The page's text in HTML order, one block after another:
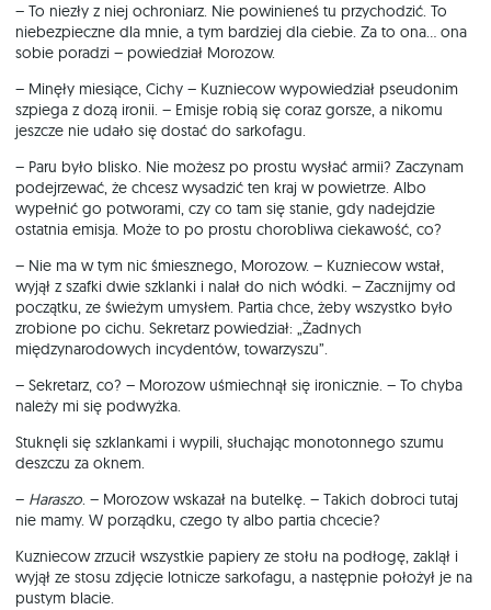
– To niezły z niej ochroniarz. Nie powinieneś tu przychodzić. To
niebezpieczne dla mnie, a tym bardziej dla ciebie. Za to ona… ona
sobie poradzi – powiedział Morozow.
– Minęły miesiące, Cichy – Kuzniecow wypowiedział pseudonim
szpiega z dozą ironii. – Emisje robią się coraz gorsze, a nikomu
jeszcze nie udało się dostać do sarkofagu.
– Paru było blisko. Nie możesz po prostu wysłać armii? Zaczynam
podejrzewać, że chcesz wysadzić ten kraj w powietrze. Albo
wypełnić go potworami, czy co tam się stanie, gdy nadejdzie
ostatnia emisja. Może to po prostu chorobliwa ciekawość, co?
– Nie ma w tym nic śmiesznego, Morozow. – Kuzniecow wstał,
wyjął z szafki dwie szklanki i nalał do nich wódki. – Zacznijmy od
początku, ze świeżym umysłem. Partia chce, żeby wszystko było
zrobione po cichu. Sekretarz powiedział: „Żadnych
międzynarodowych incydentów, towarzyszu”.
– Sekretarz, co? – Morozow uśmiechnął się ironicznie. – To chyba
należy mi się podwyżka.
Stuknęli się szklankami i wypili, słuchając monotonnego szumu
deszczu za oknem.
– Haraszo. – Morozow wskazał na butelkę. – Takich dobroci tutaj
nie mamy. W porządku, czego ty albo partia chcecie?
Kuzniecow zrzucił wszystkie papiery ze stołu na podłogę, zaklął i
wyjął ze stosu zdjęcie lotnicze sarkofagu, a następnie położył je na
pustym blacie.